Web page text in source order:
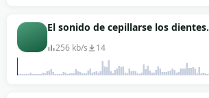
El sonido de cepillarse los dientes.
256 kb/s 14